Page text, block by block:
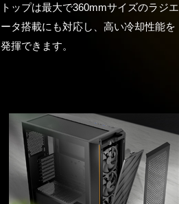
トップは最大で360mmサイズのラジエ
ータ搭載にも対応し、高い冷却性能を
発揮できます。